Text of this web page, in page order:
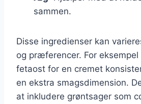
sammen.
Disse ingredienser kan
og præferencer. For
fetaost for en cremet
en ekstra smagsdimension.
at inkludere grøntsager som